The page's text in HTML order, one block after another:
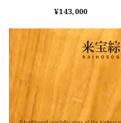
ｘ43mm 天板のみ
ーテーブル ダイニ
ングテーブル
¥143,000
ｘ
ル ダ
ブル